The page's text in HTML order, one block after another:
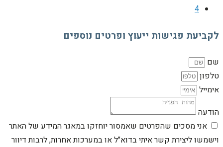
4
לקביעת פגישות ייעוץ ופרטים נוספים
שם
טלפון
אימייל
הודעה
אני מסכים שהפרטים שאמסור יוחזקו במאגר המידע של האתר
וישמשו ליצירת קשר איתי בדוא"ל או במערכות אחרות, לרבות דיוור